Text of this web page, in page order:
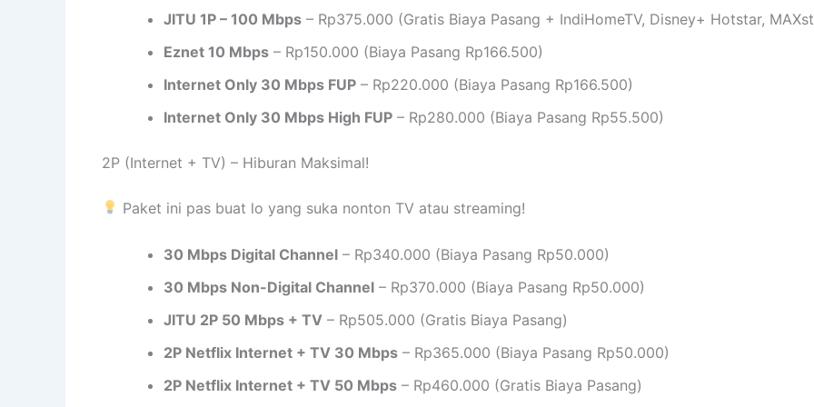
JITU 1P – 100 Mbps – Rp375.000 (Gratis Biaya Pasang + IndiHomeTV, Disney+ Hotstar,
Eznet 10 Mbps – Rp150.000 (Biaya Pasang Rp166.500)
Internet Only 30 Mbps FUP – Rp220.000 (Biaya Pasang Rp166.500)
Internet Only 30 Mbps High FUP – Rp280.000 (Biaya Pasang Rp55.500)
2P (Internet + TV) – Hiburan Maksimal!
Paket ini pas buat lo yang suka nonton TV atau streaming!
30 Mbps Digital Channel – Rp340.000 (Biaya Pasang Rp50.000)
30 Mbps Non-Digital Channel – Rp370.000 (Biaya Pasang Rp50.000)
JITU 2P 50 Mbps + TV – Rp505.000 (Gratis Biaya Pasang)
2P Netflix Internet + TV 30 Mbps – Rp365.000 (Biaya Pasang Rp50.000)
2P Netflix Internet + TV 50 Mbps – Rp460.000 (Gratis Biaya Pasang)